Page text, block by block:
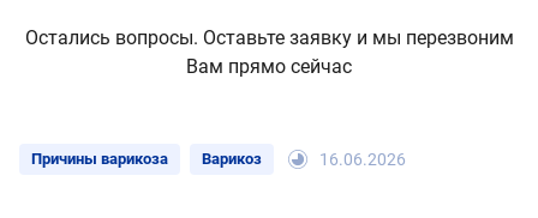
Причины варикоза Варикоз 16.06.2026
Остались вопросы. Оставьте заявку и мы перезвоним
Вам прямо сейчас